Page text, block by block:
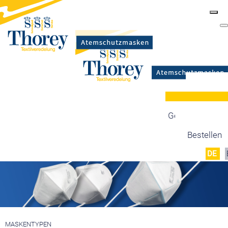
Gesetzgebung
Bestellen
DE
MASKENTYPEN